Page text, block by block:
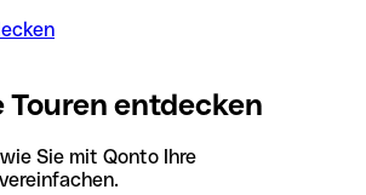
Touren entdecken
Sie mit Qonto Ihre